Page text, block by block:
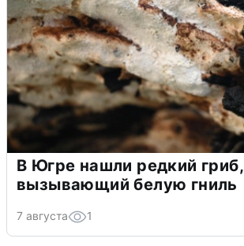
В Югре нашли редкий гриб,
вызывающий белую гниль
7 августа 1